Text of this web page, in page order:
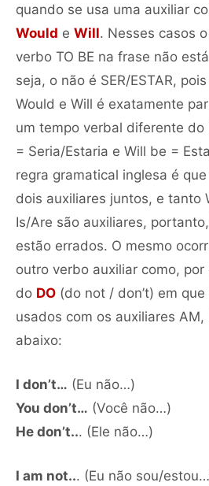
quando se usa uma auxiliar
Would e Will. Nesses casos
verbo TO BE na frase não
seja, o não é SER/ESTAR,
Would e Will é exatamente
um tempo verbal diferente do
= Seria/Estaria e Will be =
regra gramatical inglesa é
dois auxiliares juntos, e tanto
Is/Are são auxiliares,
estão errados. O mesmo
outro verbo auxiliar como,
do DO (do not / don’t) em
usados com os auxiliares AM,
abaixo:
I don’t… (Eu não…)
You don’t… (Você não…)
He don’t... (Ele não…)
I am not... (Eu não sou/